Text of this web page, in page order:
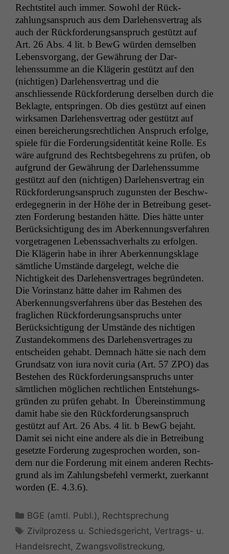
Recht­sti­tel auch immer. Sowohl der Rück­
zahlungsanspruch aus dem Dar­lehensver­trag als
auch der Rück­forderungsanspruch gestützt auf
Art. 26 Abs. 4 lit. b BewG wür­den dem­sel­ben
Lebensvor­gang, der Gewährung der Dar­
lehenssumme an die Klägerin gestützt auf den
(nichti­gen) Dar­lehensver­trag und die
anschliessende Rück­forderung der­sel­ben durch die
Beklagte, entsprin­gen. Ob dies gestützt auf einen
wirk­samen Dar­lehensver­trag oder gestützt auf
einen bere­icherungsrechtlichen Anspruch erfolge,
spiele für die Forderungsi­den­tität keine Rolle. Es
wäre auf­grund des Rechts­begehrens zu prüfen, ob
auf­grund der Gewährung der Dar­lehenssumme
gestützt auf den (nichti­gen) Dar­lehensver­trag ein
Rück­forderungsanspruch zugun­sten der Beschw­
erdegeg­ner­in in der Höhe der in Betrei­bung geset­
zten Forderung bestanden hätte. Dies hätte unter
Berück­sich­ti­gung des im Aberken­nungsver­fahren
vor­ge­tra­ge­nen Lebenssachver­halts zu erfol­gen.
Die Klägerin habe in ihrer Aberken­nungsklage
sämtliche Umstände dargelegt, welche die
Nichtigkeit des Dar­lehensver­trages begrün­de­ten.
Die Vorin­stanz hätte daher im Rah­men des
Aberken­nungsver­fahrens über das Beste­hen des
fraglichen Rück­forderungsanspruchs unter
Berück­sich­ti­gung der Umstände des nichti­gen
Zus­tandekom­mens des Dar­lehensver­trages zu
entschei­den gehabt. Dem­nach hätte sie nach dem
Grund­satz von iura novit curia (Art. 57 ZPO) das
Beste­hen des Rück­forderungsanspruchs unter
sämtlichen möglichen rechtlichen Entste­hungs­
grün­den zu prüfen gehabt. In Übere­in­stim­mung
damit habe sie den Rück­forderungsanspruch
gestützt auf Art. 26 Abs. 4 lit. b BewG bejaht.
Damit sei nicht eine andere als die in Betrei­bung
geset­zte Forderung zuge­sprochen wor­den, son­
dern nur die Forderung mit einem anderen Rechts­
grund als im Zahlungs­be­fehl ver­merkt, zuerkan­nt
wor­den (E. 4.3.6).
Kategorien
BGE (amtl. Publ.) , Rechtsprechung
Schlagwörter
Zivilprozess u. Schiedsgericht, Vertrags- u.
Handelsrecht, Zwangsvollstreckung,
Notwendige
Cookies
Diese
Cookies sind
damit die
Website
korrekt
angezeigt